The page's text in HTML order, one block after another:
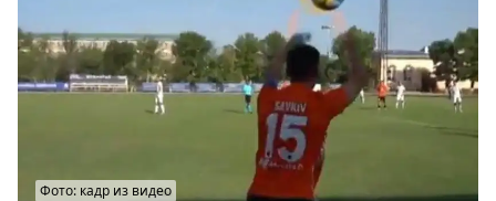
Фото: кадр из видео